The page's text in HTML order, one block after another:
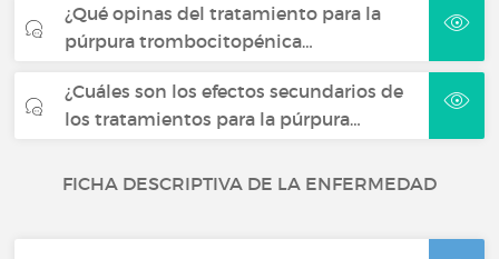
¿Qué opinas del tratamiento para la
púrpura trombocitopénica…
¿Cuáles son los efectos secundarios de
los tratamientos para la púrpura…
FICHA DESCRIPTIVA DE LA ENFERMEDAD